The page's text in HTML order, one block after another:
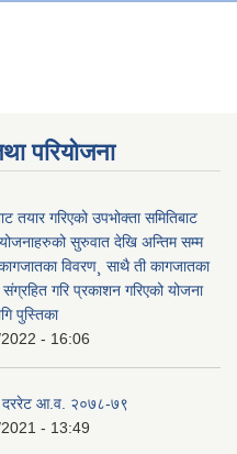
परियोजना
तयार गरिएको उपभोक्ता समितिबाट
सुरुवात देखि अन्तिम सम्म
विवरण¸ साथै ती कागजातका
गरि प्रकाशन गरिएको योजना
पुस्तिका
- 16:06
दररेट आ.व. २०७८-७९
- 13:49